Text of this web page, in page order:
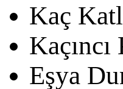
Kaç
Kaçıncı
Eşya